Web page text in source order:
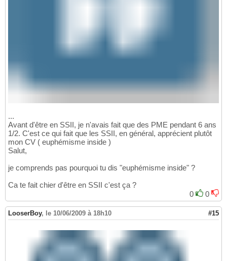
...
Avant d'être en SSII, je n'avais fait que des PME pendant 6 ans
1/2. C'est ce qui fait que les SSII, en général, apprécient plutôt
mon CV ( euphémisme inside )
Salut,
je comprends pas pourquoi tu dis "euphémisme inside" ?
Ca te fait chier d'être en SSII c'est ça ?
0
0
LooserBoy, le 10/06/2009 à 18h10 #15